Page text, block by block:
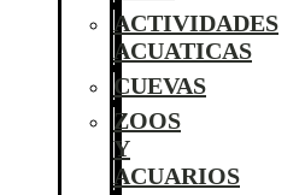
ACTIVIDADES
ACUATICAS
CUEVAS
ZOOS
Y
ACUARIOS